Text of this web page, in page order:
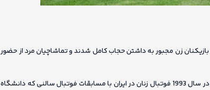
بسیاری شد. بازیکنان زن مجبور به داشتن حجاب کامل شدند و تماشاچیان مرد از حضور
با پیروزی انقلاب اسلامی، ورزش زنان مدتی به فراموشی سپرده شد اما در سال 1993 فوتبال زنان در ایران با مسابقات فوتبال سالنی که دانشگاه